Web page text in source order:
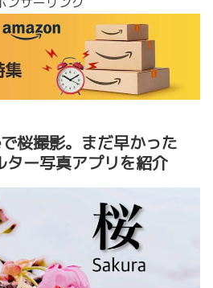
桜撮影。まだ早かった
ター写真アプリを紹介